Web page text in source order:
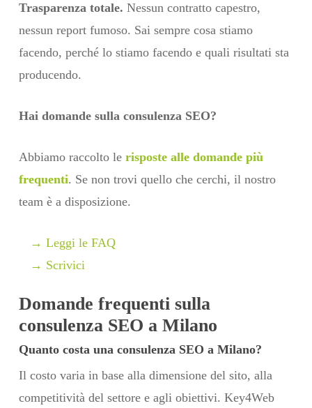
Trasparenza totale. Nessun contratto capestro,
nessun report fumoso. Sai sempre cosa stiamo
facendo, perché lo stiamo facendo e quali risultati sta
producendo.
Hai domande sulla consulenza SEO?
Abbiamo raccolto le risposte alle domande più
frequenti. Se non trovi quello che cerchi, il nostro
team è a disposizione.
→ Leggi le FAQ
→ Scrivici
Domande frequenti sulla
consulenza SEO a Milano
Quanto costa una consulenza SEO a Milano?
Il costo varia in base alla dimensione del sito, alla
competitività del settore e agli obiettivi. Key4Web